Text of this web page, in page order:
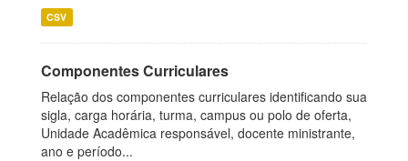
CSV
Componentes Curriculares
Relação dos componentes curriculares identificando sua
sigla, carga horária, turma, campus ou polo de oferta,
Unidade Acadêmica responsável, docente ministrante,
ano e período...